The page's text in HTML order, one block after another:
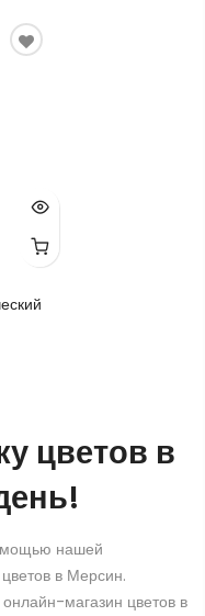
цветов в
нашей
в Мерсин.
магазин цветов в